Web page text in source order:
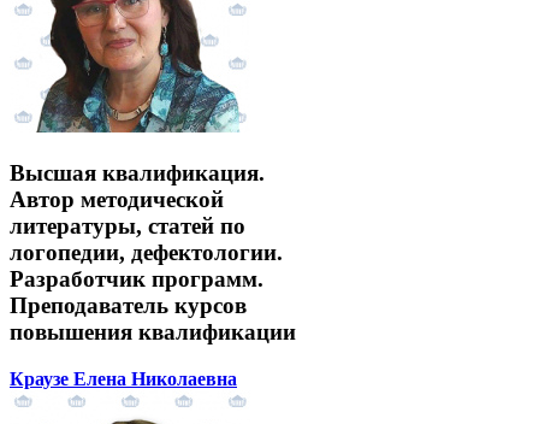
Высшая квалификация.
Автор методической
литературы, статей по
логопедии, дефектологии.
Разработчик программ.
Преподаватель курсов
повышения квалификации
Краузе Елена Николаевна